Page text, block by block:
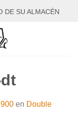
DE SU ALMACÉN
en Double